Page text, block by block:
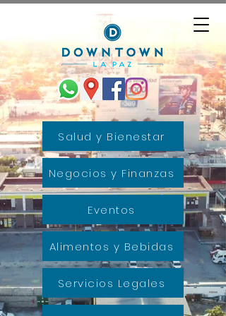
Salud y Bienestar
Negocios y Finanzas
Eventos
Alimentos y Bebidas
Servicios Legales